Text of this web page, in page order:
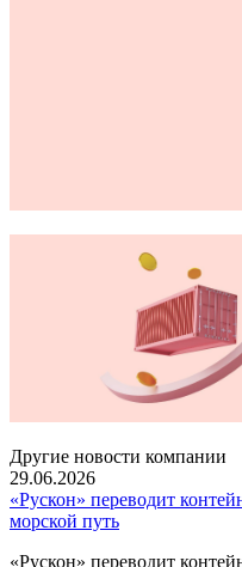
Другие новости компании
29.06.2026
«Рускон» переводит
морской путь
«Рускон» переводит